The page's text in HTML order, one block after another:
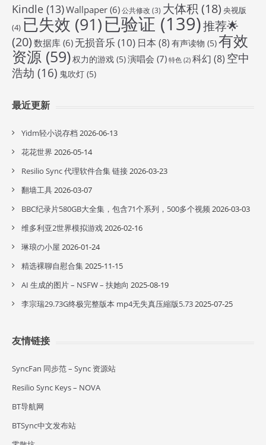
Kindle (13)Wallpaper (6)公共修改 (3) 大体积 (18) 央视版
(4) 已失效 (91)已验证 (139)推荐🌟
(20) 数据库 (6) 无损音乐(10) 日本 (8) 有声读物 (5)有效
资源 (59)权力的游戏 (5)演唱会 (7) 特色 (2) 科幻 (8) 空中
浩劫 (16) 鬼吹灯 (5)
最近更新
Yidm轻小说存档 2026-06-13
花花世界 2026-05-14
Resilio Sync 代理软件合集 链接2026-03-23
翻墙工具2026-03-07
BBC纪录片580GB大全集，包含71个系列，500多个视频2026-03-03
维多利亚2世界模拟游戏2026-02-16
琳琅の小屋 2026-01-24
精选裸聊自慰合集2025-11-15
AI 生成的图片 – NSFW – 扶她向 2025-08-19
李宗瑞29.73G终极完整版本 mp4无失真压縮版5.732025-07-25
友情链接
SyncFan 同步范 – Sync 资源站
Resilio Sync Keys – NOVA
BT导航网
BTSync中文发布站